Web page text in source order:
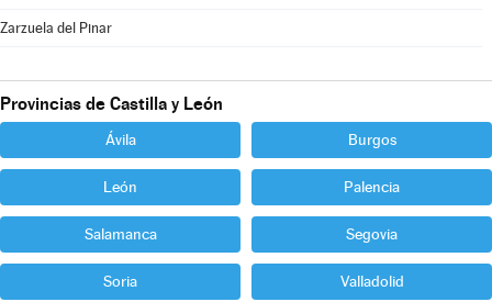
Zarzuela del Pinar
Provincias de Castilla y León
Ávila Burgos
León Palencia
Salamanca Segovia
Soria Valladolid